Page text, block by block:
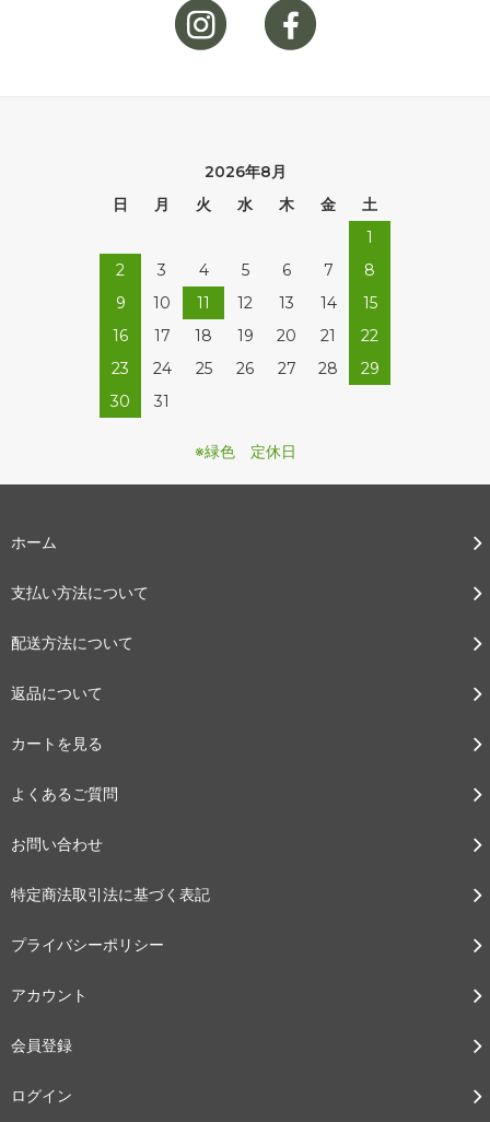
2026年8月
日
月 火 水 木 金
土
1
2
3 4 5 6 7
8
9
10 11 12 13 14
15
16
17 18 19 20 21
22
23
24 25 26 27 28
29
30
31
※緑色 定休日
ホーム
支払い方法について
配送方法について
返品について
カートを見る
よくあるご質問
お問い合わせ
特定商法取引法に基づく表記
プライバシーポリシー
アカウント
会員登録
ログイン